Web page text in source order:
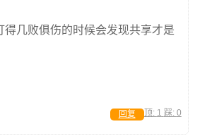
得几败俱伤的时候会发现共享才是
顶: 1 踩: 0
回复